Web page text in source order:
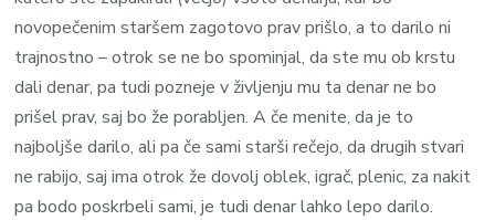
novopečenim staršem zagotovo prav prišlo, a to darilo ni
trajnostno – otrok se ne bo spominjal, da ste mu ob krstu
dali denar, pa tudi pozneje v življenju mu ta denar ne bo
prišel prav, saj bo že porabljen. A če menite, da je to
najboljše darilo, ali pa če sami starši rečejo, da drugih stvari
ne rabijo, saj ima otrok že dovolj oblek, igrač, plenic, za nakit
pa bodo poskrbeli sami, je tudi denar lahko lepo darilo.